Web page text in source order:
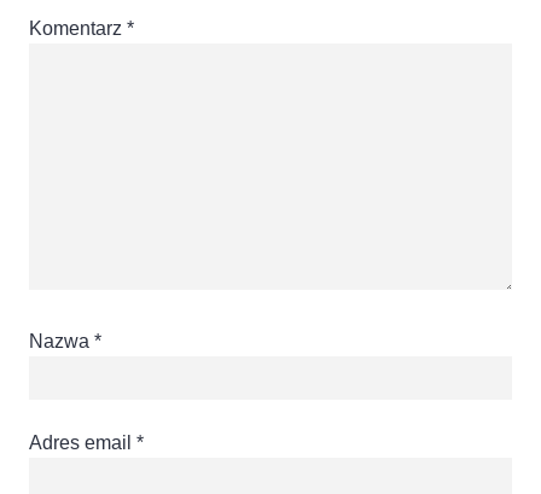
Komentarz *
Nazwa *
Adres email *